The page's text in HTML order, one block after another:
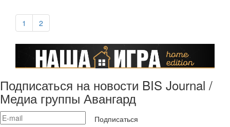
1 2
Подписаться на новости BIS Journal /
Медиа группы Авангард
Подписаться